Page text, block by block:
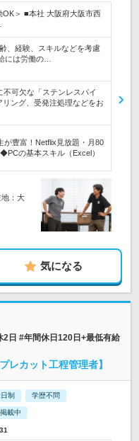
OK＞ ■本社 大阪府大阪市西
、経験、スキルなどを考慮
には労働の…
不可欠な「ステンレスパイ
ング、受発注処理などをお
が豊富！Netflix見放題・月80
の基本スキル（Excel）
：大
気になる
2日 #年間休日120日+最低有給
レカット工程管理者】
制 学歴不問
載中